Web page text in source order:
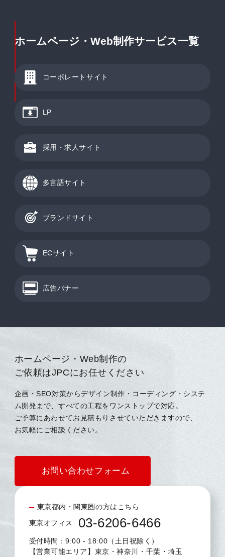
ホームページ・Web制作サービス一覧
コーポレートサイト
LP
採用・求人サイト
多言語サイト
ブランドサイト
ECサイト
広告バナー
ホームページ・Web制作の
ご依頼はJPCにお任せください
企画・SEO対策からデザイン制作・コーディング・システ
ム開発まで、すべての工程をワンストップで対応。
ご予算にあわせてお見積もりさせていただきますので、
お気軽にご相談ください。
お問い合わせフォーム
東京都内・関東圏の方はこちら
東京オフィス 03-6206-6466
受付時間：9:00 - 18:00（土日祝除く）
【営業可能エリア】東京・神奈川・千葉・埼玉